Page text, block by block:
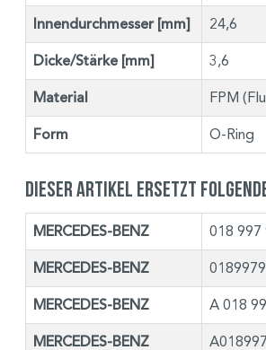
Innendurchmesser [mm] 24,6
Dicke/Stärke [mm] 3,6
Material FPM
Form O-Ring
Dieser Artikel ersetzt folgende
MERCEDES-BENZ 018 997
MERCEDES-BENZ
MERCEDES-BENZ A 018
MERCEDES-BENZ